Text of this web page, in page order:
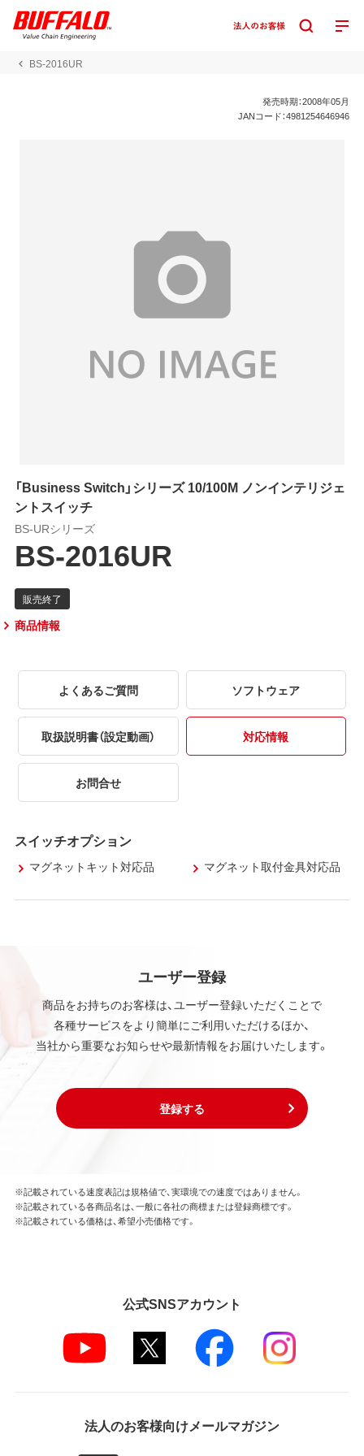
BS-2016UR
発売時期：2008年05月
JANコード：4981254646946
「Business Switch」シリーズ 10/100M ノンインテリジェ
ントスイッチ
BS-URシリーズ
BS-2016UR
商品情報
よくあるご質問 ソフトウェア
取扱説明書（設定動画） 対応情報
お問合せ
スイッチオプション
マグネットキット対応品 マグネット取付金具対応品
ユーザー登録
商品をお持ちのお客様は、ユーザー登録いただくことで
各種サービスをより簡単にご利用いただけるほか、
当社から重要なお知らせや最新情報をお届けいたします。
登録する
※記載されている速度表記は規格値で、実環境での速度ではありません。
※記載されている各商品名は、一般に各社の商標または登録商標です。
※記載されている価格は、希望小売価格です。
公式SNSアカウント
法人のお客様向けメールマガジン